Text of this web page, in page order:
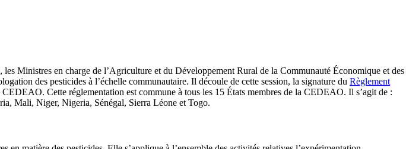
Ministres en charge de l’Agriculture et du Développement Rural de la Communauté Économique et des
des pesticides à l’échelle communautaire. Il découle de cette session, la signature du Règlement
Cette réglementation est commune à tous les 15 États membres de la CEDEAO. Il s’agit de :
Mali, Niger, Nigeria, Sénégal, Sierra Léone et Togo.